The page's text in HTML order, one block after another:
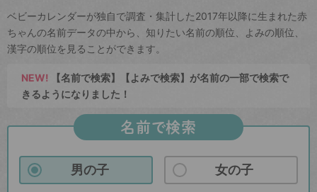
ベビーカレンダーが独自で調査・集計した2017年以降に生まれた赤
ちゃんの名前データの中から、知りたい名前の順位、よみの順位、
漢字の順位を見ることができます。
NEW! 【名前で検索】【よみで検索】が名前の一部で検索で
きるようになりました！
名前で検索
男の子 女の子